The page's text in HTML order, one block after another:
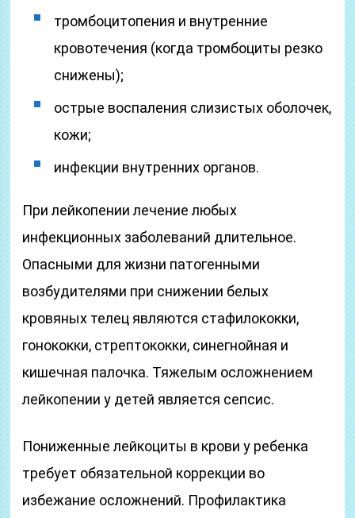
тромбоцитопения и внутренние
кровотечения (когда тромбоциты резко
снижены);
острые воспаления слизистых оболочек,
кожи;
инфекции внутренних органов.
При лейкопении лечение любых
инфекционных заболеваний длительное.
Опасными для жизни патогенными
возбудителями при снижении белых
кровяных телец являются стафилококки,
гонококки, стрептококки, синегнойная и
кишечная палочка. Тяжелым осложнением
лейкопении у детей является сепсис.
Пониженные лейкоциты в крови у ребенка
требует обязательной коррекции во
избежание осложнений. Профилактика